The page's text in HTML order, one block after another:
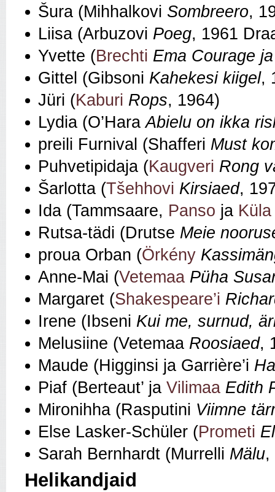
Šura (Mihhalkovi Sombreero,
Liisa (Arbuzovi Poeg, 1961
Yvette (Brechti Ema Courage
Gittel (Gibsoni Kahekesi kiigel,
Jüri (Kaburi Rops, 1964)
Lydia (O’HaraAbielu on ikka
preili Furnival (Shafferi Must
Puhvetipidaja (Kaugveri Rong
Šarlotta (Tšehhovi Kirsiaed,
Ida (Tammsaare, Panso ja Küla
Rutsa-tädi (Drutse Meie
proua Orban (Örkény
Anne-Mai (Vetemaa Püha
Margaret (Shakespeare’i
Irene (Ibseni Kui me, surnud,
Melusiine (Vetemaa Roosiaed,
Maude (Higginsi ja Garrière’i
Piaf (Berteaut’ ja Vilimaa Edith
Mironihha (Rasputini Viimne
Else Lasker-Schüler (Prometi
Sarah Bernhardt (Murrelli Mälu,
Helikandjaid